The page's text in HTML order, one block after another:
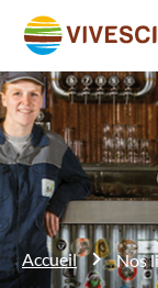
Accueil Nos